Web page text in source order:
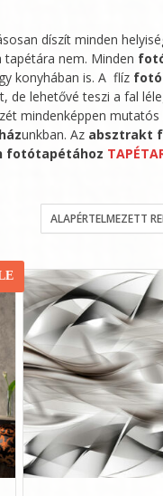
díszít minden
tapétára nem. Minden
konyhában is. A flíz
lehetővé teszi a fal
mindenképpen
unkban. Az absztrakt
fotótapétához